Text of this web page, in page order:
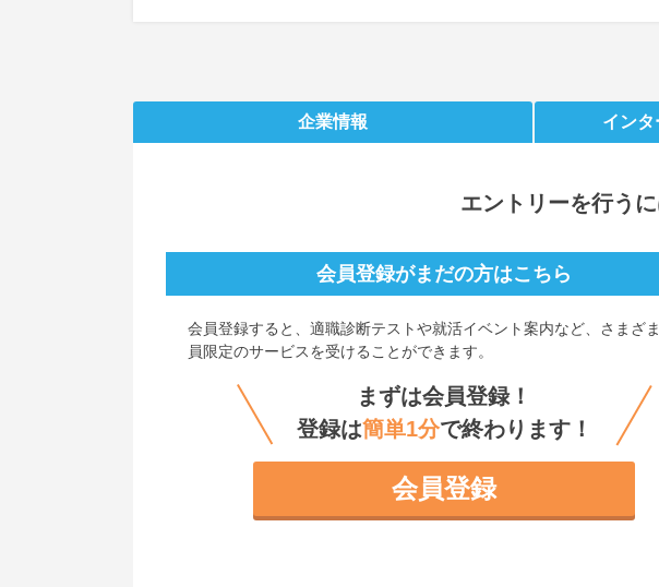
企業情報 イン
エントリーを行う
会員登録がまだの方はこちら
会員登録すると、 適職診断テストや就活イベント案内など、さまざ
員限定のサービスを受けることができます。
まずは会員登録！
登録は簡単1分で終わります！
会員登録